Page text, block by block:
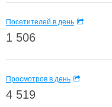
Посетителей в день
1 506
Просмотров в день
4 519